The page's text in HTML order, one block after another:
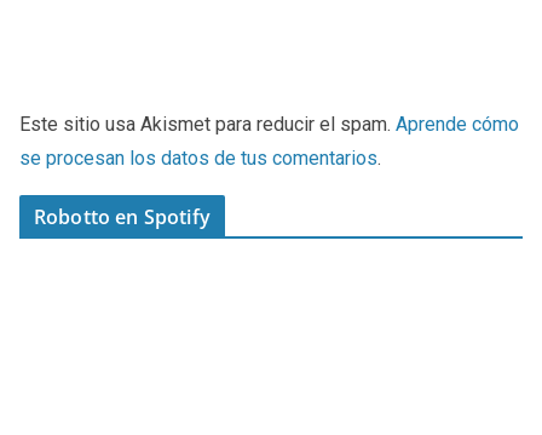
Este sitio usa Akismet para reducir el spam. Aprende cómo
se procesan los datos de tus comentarios.
Robotto en Spotify